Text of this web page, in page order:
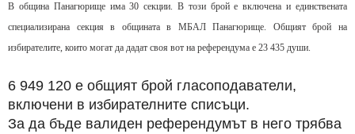
В община Панагюрище има 30 секции. В този брой е включена и единствената
специализирана секция в общината в МБАЛ Панагюрище. Общият брой на
избирателите, които могат да дадат своя вот на референдума е 23 435 души.
6 949 120 е общият брой гласоподаватели,
включени в избирателните списъци.
За да бъде валиден референдумът в него трябва